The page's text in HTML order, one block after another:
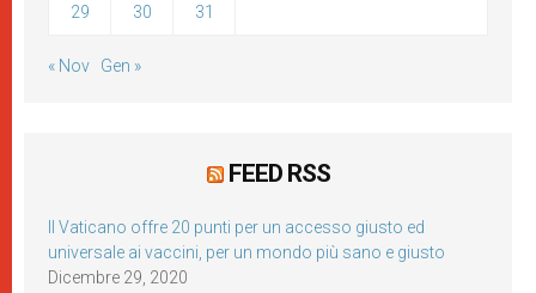
29 30 31
« Nov Gen »
FEED RSS
Il Vaticano offre 20 punti per un accesso giusto ed
universale ai vaccini, per un mondo più sano e giusto
Dicembre 29, 2020